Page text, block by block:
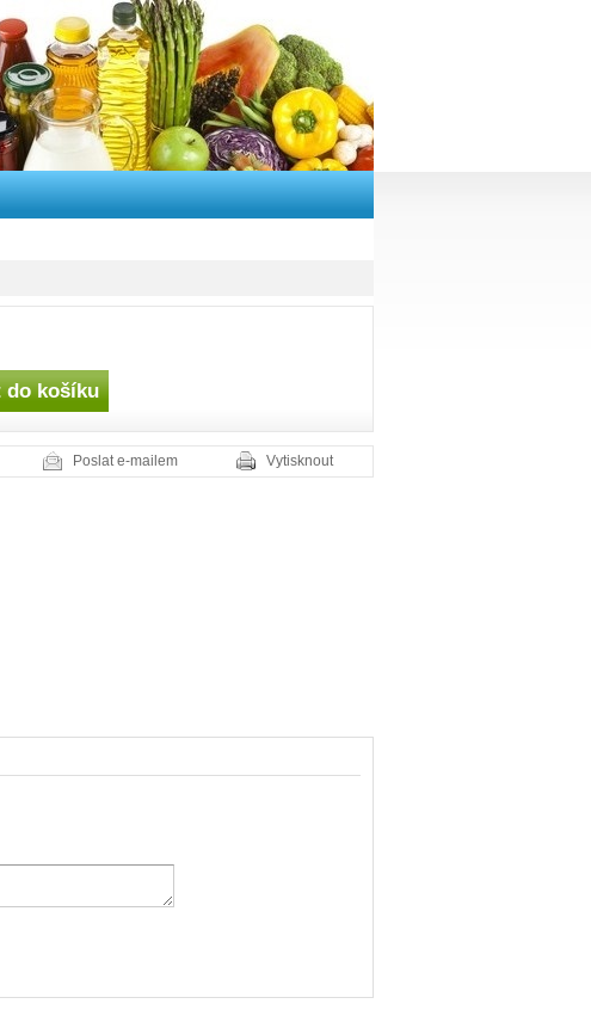
Poslat e-mailem Vytisknout